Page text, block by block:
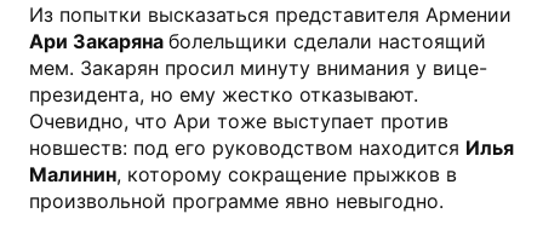
Из попытки высказаться представителя Армении
Ари Закаряна болельщики сделали настоящий
мем. Закарян просил минуту внимания у вице-
президента, но ему жестко отказывают.
Очевидно, что Ари тоже выступает против
новшеств: под его руководством находится Илья
Малинин, которому сокращение прыжков в
произвольной программе явно невыгодно.